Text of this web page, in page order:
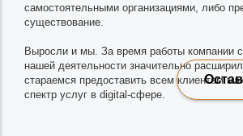
самостоятельными организациями, либо
существование.
Выросли и мы. За время работы компании
нашей деятельности значительно
стараемся предоставить всем клиентам
спектр услуг в digital-сфере.